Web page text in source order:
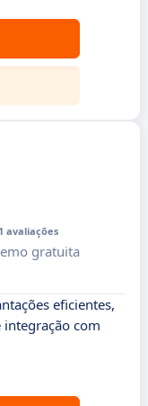
avaliações
gratuita
eficientes,
com